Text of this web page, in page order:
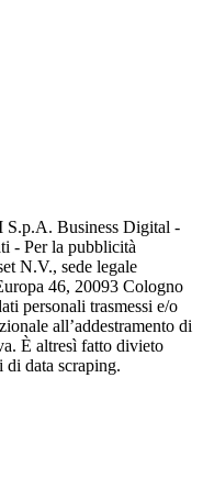
S.p.A. Business Digital -
- Per la pubblicità
N.V., sede legale
46, 20093 Cologno
personali trasmessi e/o
all’addestramento di
È altresì fatto divieto
di data scraping.